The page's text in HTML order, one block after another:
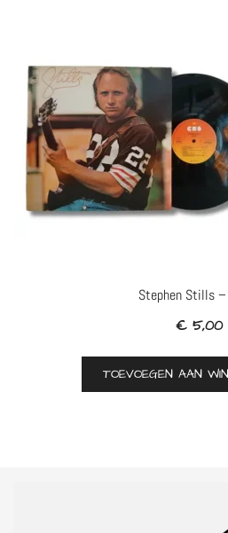
Stephen Stills
€5,00
TOEVOEGEN AAN